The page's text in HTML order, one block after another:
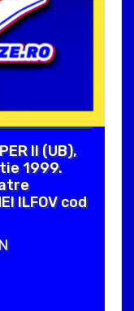
II (UB),
1999.
ILFOV cod